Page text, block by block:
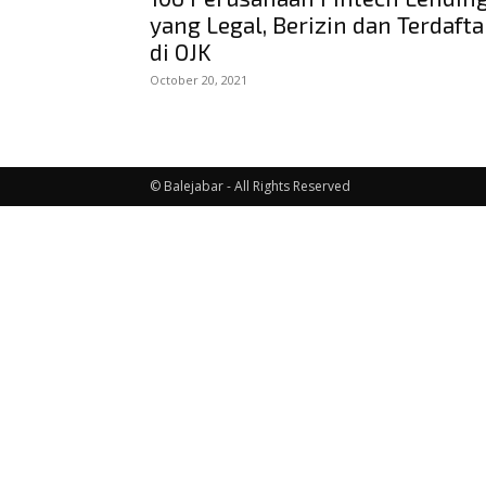
yang Legal, Berizin dan
di OJK
October 20, 2021
© Balejabar - All Rights Reserved